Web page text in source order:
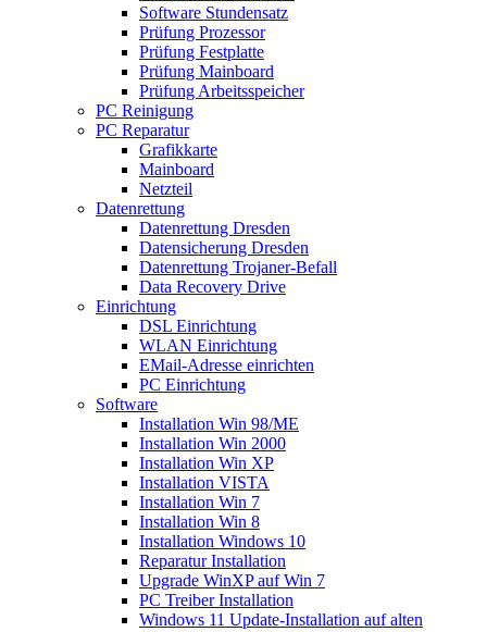
Software Stundensatz
Prüfung Prozessor
Prüfung Festplatte
Prüfung Mainboard
Prüfung Arbeitsspeicher
PC Reinigung
PC Reparatur
Grafikkarte
Mainboard
Netzteil
Datenrettung
Datenrettung Dresden
Datensicherung Dresden
Datenrettung Trojaner-Befall
Data Recovery Drive
Einrichtung
DSL Einrichtung
WLAN Einrichtung
EMail-Adresse einrichten
PC Einrichtung
Software
Installation Win 98/ME
Installation Win 2000
Installation Win XP
Installation VISTA
Installation Win 7
Installation Win 8
Installation Windows 10
Reparatur Installation
Upgrade WinXP auf Win 7
PC Treiber Installation
Windows 11 Update-Installation auf alten